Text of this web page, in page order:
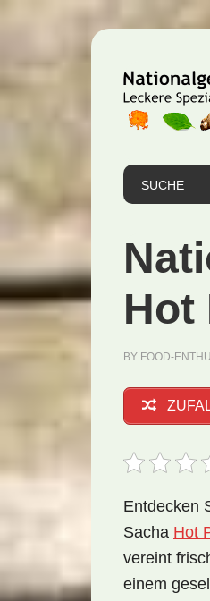
Hauptnavigation
SUCHE
Hot
BY FOOD-
Entdecken
Sacha Hot
vereint
einem